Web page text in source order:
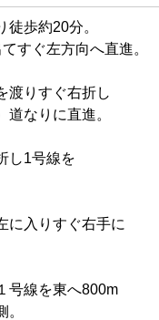
徒歩約20分。
すぐ左方向へ直進。
渡りすぐ右折し
道なりに直進。
し1号線を
に入りすぐ右手に
号線を東へ800m
。